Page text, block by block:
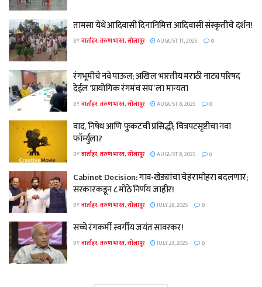
तामसा येथे आदिवासी दिनानिमित्त आदिवासी संस्कृतीचे दर्शन!
BYवार्ताहर, तरुण भारत, सोलापूर AUGUST 11, 2025 0
रंगभूमीचे नवे पाऊल; अखिल भारतीय मराठी नाट्य परिषद
देईल ‘प्रायोगिक रंगमंच संघ’ ला मान्यता
BYवार्ताहर, तरुण भारत, सोलापूर AUGUST 8, 2025 0
वाद, निषेध आणि फुकटची प्रसिद्धी; चित्रपटसृष्टीचा नवा
फॉर्म्युला?
BYवार्ताहर, तरुण भारत, सोलापूर AUGUST 8, 2025 0
Cabinet Decision: गाव-खेड्यांचा चेहरामोहरा बदलणार;
सरकारकडून ८ मोठे निर्णय जाहीर!
BYवार्ताहर, तरुण भारत, सोलापूर JULY 29, 2025 0
सच्चे रंगकर्मी स्वर्गीय जयंत सावरकर!
BYवार्ताहर, तरुण भारत, सोलापूर JULY 23, 2025 0